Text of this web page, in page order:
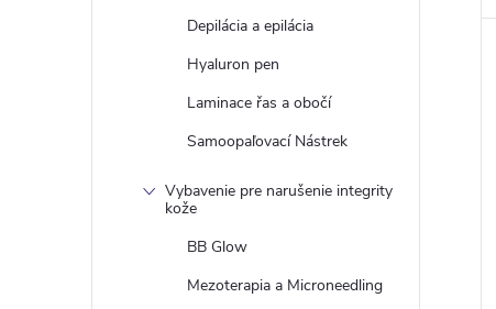
Depilácia a epilácia
Hyaluron pen
Laminace řas a obočí
Samoopaľovací Nástrek
Vybavenie pre narušenie integrity
kože
BB Glow
Mezoterapia a Microneedling